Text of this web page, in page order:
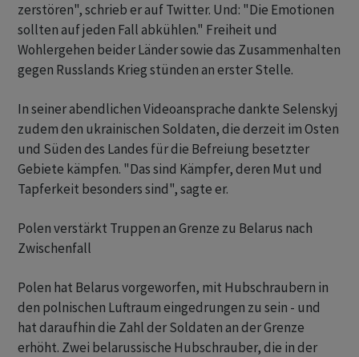
zerstören", schrieb er auf Twitter. Und: "Die Emotionen
sollten auf jeden Fall abkühlen." Freiheit und
Wohlergehen beider Länder sowie das Zusammenhalten
gegen Russlands Krieg stünden an erster Stelle.
In seiner abendlichen Videoansprache dankte Selenskyj
zudem den ukrainischen Soldaten, die derzeit im Osten
und Süden des Landes für die Befreiung besetzter
Gebiete kämpfen. "Das sind Kämpfer, deren Mut und
Tapferkeit besonders sind", sagte er.
Polen verstärkt Truppen an Grenze zu Belarus nach
Zwischenfall
Polen hat Belarus vorgeworfen, mit Hubschraubern in
den polnischen Luftraum eingedrungen zu sein - und
hat daraufhin die Zahl der Soldaten an der Grenze
erhöht. Zwei belarussische Hubschrauber, die in der